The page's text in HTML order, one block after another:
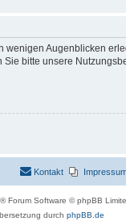
Augenblicken
bitte unsere
Kontakt
® Forum Software © phpBB
durch phpBB.de